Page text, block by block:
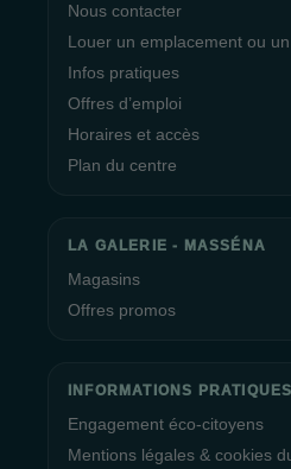
Nous contacter
Louer un emplacement ou
Infos pratiques
Offres d’emploi
Horaires et accès
Plan du centre
LA GALERIE - MASSÉNA
Magasins
Offres promos
INFORMATIONS PRATIQUES
Engagement éco-citoyens
Mentions légales & cookies